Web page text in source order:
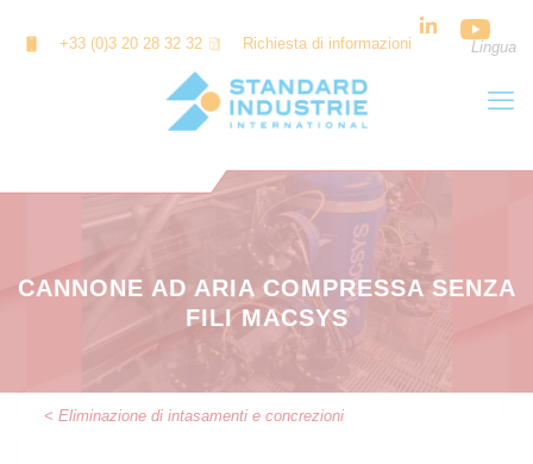
+33 (0)3 20 28 32 32 Richiesta di informazioni Lingua
CANNONE AD ARIA COMPRESSA SENZA
FILI MACSYS
< Eliminazione di intasamenti e concrezioni